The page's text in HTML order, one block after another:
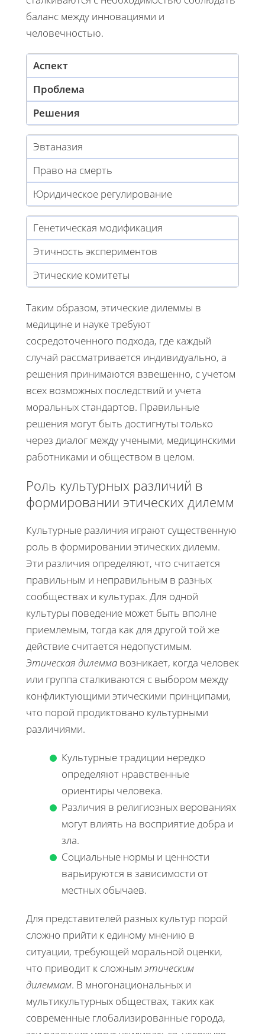
баланс между инновациями и
человечностью.
Аспект
Проблема
Решения
Эвтаназия
Право на смерть
Юридическое регулирование
Генетическая модификация
Этичность экспериментов
Этические комитеты
Таким образом, этические дилеммы в
медицине и науке требуют
сосредоточенного подхода, где каждый
случай рассматривается индивидуально, а
решения принимаются взвешенно, с учетом
всех возможных последствий и учета
моральных стандартов. Правильные
решения могут быть достигнуты только
через диалог между учеными, медицинскими
работниками и обществом в целом.
Роль культурных различий в
формировании этических дилемм
Культурные различия играют существенную
роль в формировании этических дилемм.
Эти различия определяют, что считается
правильным и неправильным в разных
сообществах и культурах. Для одной
культуры поведение может быть вполне
приемлемым, тогда как для другой той же
действие считается недопустимым.
Этическая дилемма возникает, когда человек
или группа сталкиваются с выбором между
конфликтующими этическими принципами,
что порой продиктовано культурными
различиями.
Культурные традиции нередко
определяют нравственные
ориентиры человека.
Различия в религиозных верованиях
могут влиять на восприятие добра и
зла.
Социальные нормы и ценности
варьируются в зависимости от
местных обычаев.
Для представителей разных культур порой
сложно прийти к единому мнению в
ситуации, требующей моральной оценки,
что приводит к сложным этическим
дилеммам. В многонациональных и
мультикультурных обществах, таких как
современные глобализированные города,